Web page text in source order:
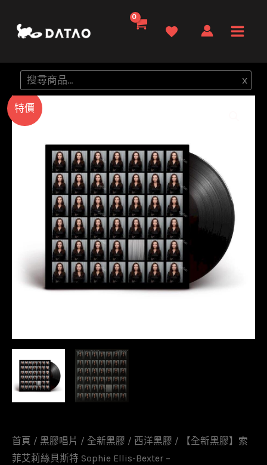
要
容
Menu
搜
尋
x
特價
首頁 / 黑膠唱片 / 全新黑膠 / 西洋黑膠 / 【全新黑膠】索
菲艾莉絲貝斯特 Sophie Ellis-Bexter –